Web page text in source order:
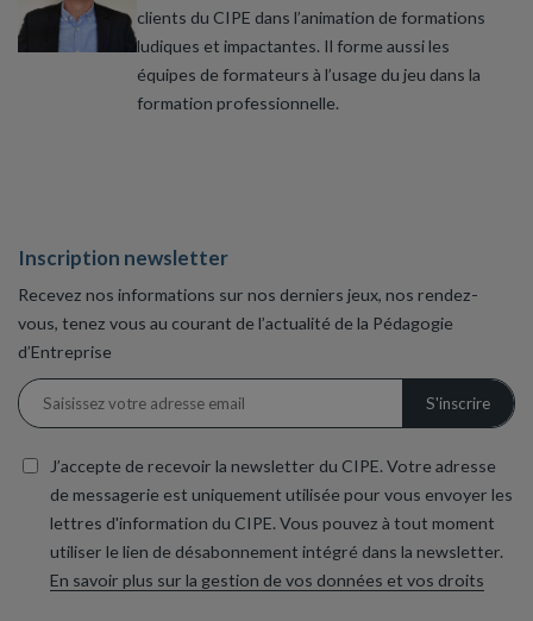
clients du CIPE dans l’animation de formations
ludiques et impactantes. Il forme aussi les
équipes de formateurs à l’usage du jeu dans la
formation professionnelle.
Inscription newsletter
Recevez nos informations sur nos derniers jeux, nos rendez-
vous, tenez vous au courant de l’actualité de la Pédagogie
d’Entreprise
J’accepte de recevoir la newsletter du CIPE. Votre adresse
de messagerie est uniquement utilisée pour vous envoyer les
lettres d'information du CIPE. Vous pouvez à tout moment
utiliser le lien de désabonnement intégré dans la newsletter.
En savoir plus sur la gestion de vos données et vos droits